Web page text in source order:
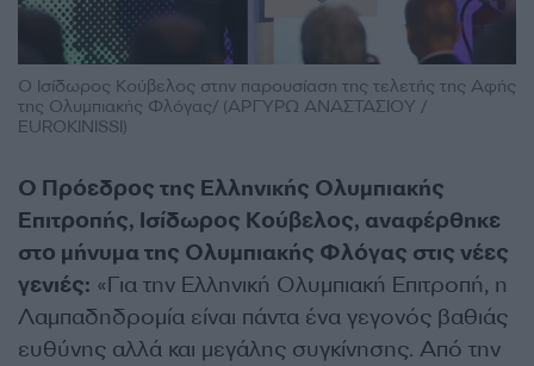
Ο Ισίδωρος Κούβελος στην παρουσίαση της τελετής της Αφής
της Ολυμπιακής Φλόγας/ (ΑΡΓΥΡΩ ΑΝΑΣΤΑΣΙΟΥ /
EUROKINISSI)
Ο Πρόεδρος της Ελληνικής Ολυμπιακής
Επιτροπής, Ισίδωρος Κούβελος, αναφέρθηκε
στο μήνυμα της Ολυμπιακής Φλόγας στις νέες
γενιές: «Για την Ελληνική Ολυμπιακή Επιτροπή, η
Λαμπαδηδρομία είναι πάντα ένα γεγονός βαθιάς
ευθύνης αλλά και μεγάλης συγκίνησης. Από την